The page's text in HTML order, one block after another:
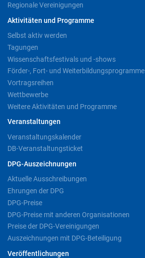
Regionale Vereinigungen
Aktivitäten und Programme
Selbst aktiv werden
Tagungen
Wissenschaftsfestivals und -shows
Förder-, Fort- und Weiterbildungsprogramme
Vortragsreihen
Wettbewerbe
Weitere Aktivitäten und Programme
Veranstaltungen
Veranstaltungskalender
DB-Veranstaltungsticket
DPG-Auszeichnungen
Aktuelle Ausschreibungen
Ehrungen der DPG
DPG-Preise
DPG-Preise mit anderen Organisationen
Preise der DPG-Vereinigungen
Auszeichnungen mit DPG-Beteiligung
Veröffentlichungen